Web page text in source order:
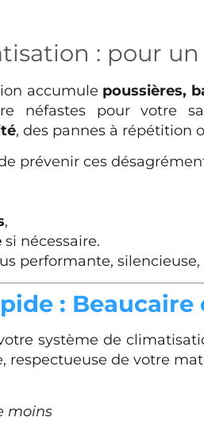
: pour
accumule poussières,
néfastes pour votre
, des pannes à répétition
prévenir ces
,
si nécessaire.
performante,
: Beaucaire
système de
respectueuse de votre
moins